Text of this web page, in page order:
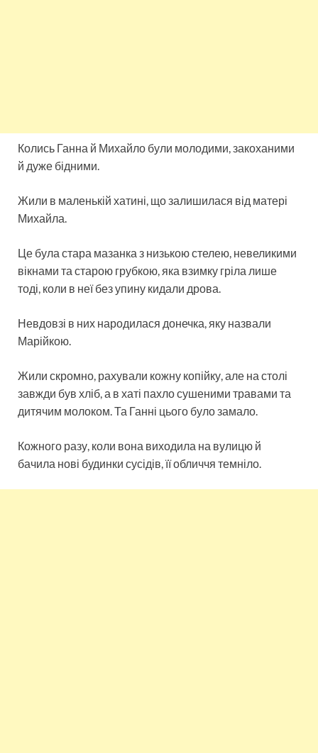
Колись Ганна й Михайло були молодими, закоханими
й дуже бідними.
Жили в маленькій хатині, що залишилася від матері
Михайла.
Це була стара мазанка з низькою стелею, невеликими
вікнами та старою грубкою, яка взимку гріла лише
тоді, коли в неї без упину кидали дрова.
Невдовзі в них народилася донечка, яку назвали
Марійкою.
Жили скромно, рахували кожну копійку, але на столі
завжди був хліб, а в хаті пахло сушеними травами та
дитячим молоком. Та Ганні цього було замало.
Кожного разу, коли вона виходила на вулицю й
бачила нові будинки сусідів, її обличчя темніло.